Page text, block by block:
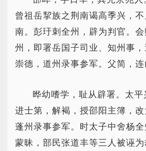
曾祖岳挈族之荆南谒高季兴，
南。彭玗刺全州，辟为判官。
州，即署岳国子司业、知州事，
崇德，道州录事参军。父简，连
晔幼嗜学，耻从辟署。太平
进士第，解褐，授邵阳主簿，
蓬州录事参军。时太子中舍杨
蒙昧，部民张道丰等三人被诬